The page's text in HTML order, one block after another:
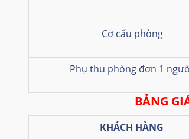
Cơ cấu phòng
Phụ thu phòng đơn 1
BẢNG
KHÁCH HÀNG